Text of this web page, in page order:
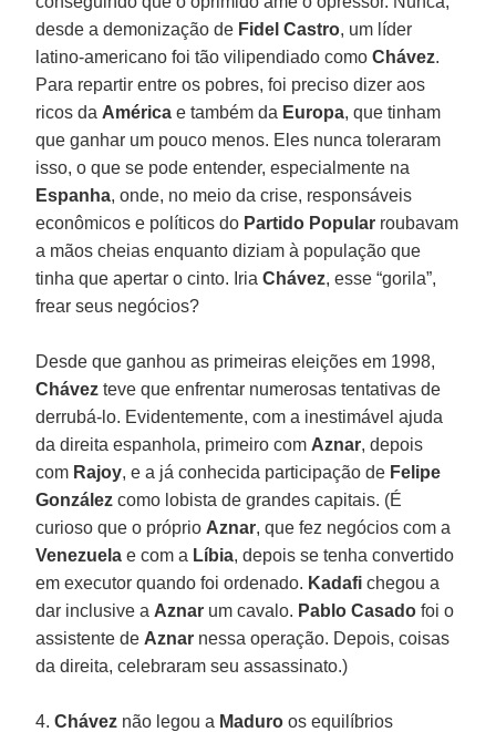
desde a demonização de Fidel Castro, um líder
latino-americano foi tão vilipendiado comoChávez.
Para repartir entre os pobres, foi preciso dizer aos
ricos da América e também da Europa, que tinham
que ganhar um pouco menos. Eles nunca toleraram
isso, o que se pode entender, especialmente na
Espanha, onde, no meio da crise, responsáveis
econômicos e políticos do Partido Popular roubavam
a mãos cheias enquanto diziam à população que
tinha que apertar o cinto. IriaChávez, esse “gorila”,
frear seus negócios?
Desde que ganhou as primeiras eleições em 1998,
Chávez teve que enfrentar numerosas tentativas de
derrubá-lo. Evidentemente, com a inestimável ajuda
da direita espanhola, primeiro com Aznar, depois
com Rajoy, e a já conhecida participação de Felipe
González como lobista de grandes capitais. (É
curioso que o próprio Aznar, que fez negócios com a
Venezuela e com a Líbia, depois se tenha convertido
em executor quando foi ordenado. Kadafi chegou a
dar inclusive a Aznar um cavalo. Pablo Casado foi o
assistente de Aznar nessa operação. Depois, coisas
da direita, celebraram seu assassinato.)
4.Chávez não legou a Maduro os equilíbrios